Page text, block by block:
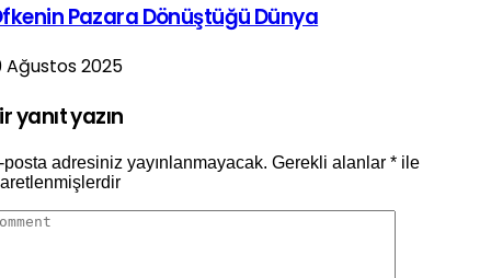
Pazara Dönüştüğü Dünya
Ağustos 2025
yanıt yazın
posta adresiniz yayınlanmayacak. Gerekli alanlar * ile